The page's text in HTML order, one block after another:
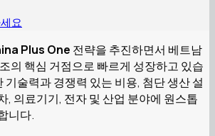
요
Plus One 전략을 추진하면서 베트남
의 핵심 거점으로 빠르게 성장하고 있습
기술력과 경쟁력 있는 비용, 첨단 생산 설
, 의료기기, 전자 및 산업 분야에 원스톱
니다.